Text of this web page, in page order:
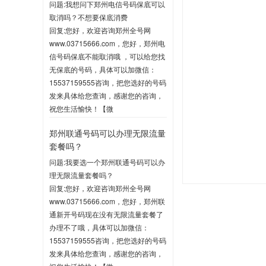
问题:我想问下郑州电信号码保底可以
取消吗？不想要保底消费
回复:您好，欢迎咨询郑州全号网
www.03715666.com，您好，郑州电
信号码保底不能取消哦 ，可以给您找
无保底的号码，具体可以加微信：
15537159555咨询，把您选好的号码
发来具体给您查询，感谢您的咨询，
祝您生活愉快！【微
2020-06-03 10:04
郑州联通号码可以办理无限流量
套餐吗？
问题:我要选一个郑州联通号码可以办
理无限流量套餐吗？
回复:您好，欢迎咨询郑州全号网
www.03715666.com，您好，郑州联
通新开号码现在没有无限流量套餐了
办理不了哦，具体可以加微信：
15537159555咨询，把您选好的号码
发来具体给您查询，感谢您的咨询，